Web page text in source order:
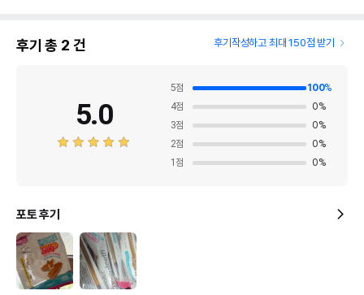
후기 총 2 건 후기작성하고 최대 150점 받기
5.0
5점 100%
4점 0%
3점 0%
2점 0%
1 점 0%
포토 후기